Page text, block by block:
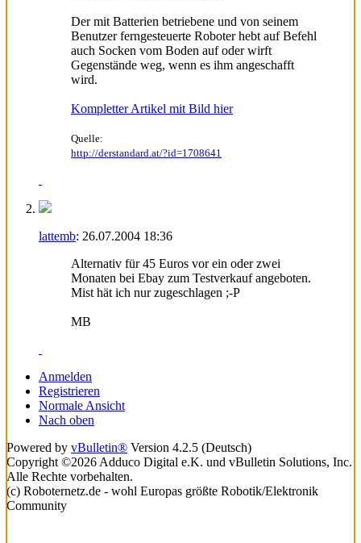
Der mit Batterien betriebene und von seinem
Benutzer ferngesteuerte Roboter hebt auf Befehl
auch Socken vom Boden auf oder wirft
Gegenstände weg, wenn es ihm angeschafft
wird.
Kompletter Artikel mit Bild hier
Quelle:
http://derstandard.at/?id=1708641
lattemb: 26.07.2004 18:36
Alternativ für 45 Euros vor ein oder zwei
Monaten bei Ebay zum Testverkauf angeboten.
Mist hät ich nur zugeschlagen ;-P
MB
Anmelden
Registrieren
Normale Ansicht
Nach oben
Powered by vBulletin® Version 4.2.5 (Deutsch)
Copyright ©2026 Adduco Digital e.K. und vBulletin Solutions, Inc.
Alle Rechte vorbehalten.
(c) Roboternetz.de - wohl Europas größte Robotik/Elektronik
Community